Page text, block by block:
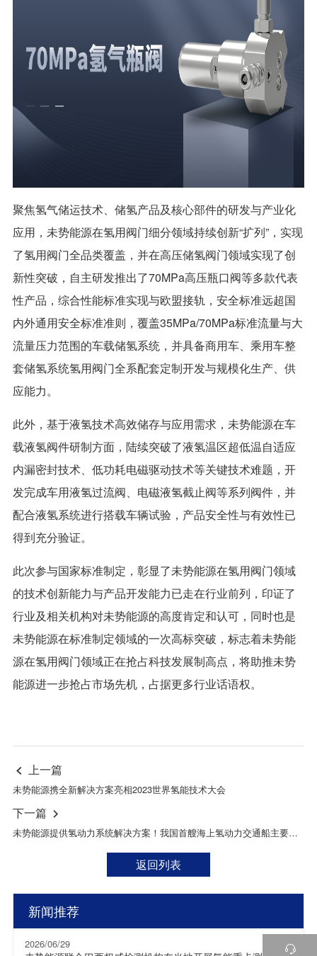

聚焦氢气储运技术、储氢产品及核心部件的研发与产业化
应用，未势能源在氢用阀门细分领域持续创新“扩列”，实现
了氢用阀门全品类覆盖，并在高压储氢阀门领域实现了创
新性突破，自主研发推出了70MPa高压瓶口阀等多款代表
性产品，综合性能标准实现与欧盟接轨，安全标准远超国
内外通用安全标准准则，覆盖35MPa/70MPa标准流量与大
流量压力范围的车载储氢系统，并具备商用车、乘用车整
套储氢系统氢用阀门全系配套定制开发与规模化生产、供
应能力。
此外，基于液氢技术高效储存与应用需求，未势能源在车
载液氢阀件研制方面，陆续突破了液氢温区超低温自适应
内漏密封技术、低功耗电磁驱动技术等关键技术难题，开
发完成车用液氢过流阀、电磁液氢截止阀等系列阀件，并
配合液氢系统进行搭载车辆试验，产品安全性与有效性已
得到充分验证。
此次参与国家标准制定，彰显了未势能源在氢用阀门领域
的技术创新能力与产品开发能力已走在行业前列，印证了
行业及相关机构对未势能源的高度肯定和认可，同时也是
未势能源在标准制定领域的一次高标突破，标志着未势能
源在氢用阀门领域正在抢占科技发展制高点，将助推未势
能源进一步抢占市场先机，占据更多行业话语权。
 上一篇
未势能源携全新解决方案亮相2023世界氢能技术大会
下一篇 
未势能源提供氢动力系统解决方案！我国首艘海上氢动力交通船主要图纸通过CCS审核
返回列表
新闻推荐
2026/06/29